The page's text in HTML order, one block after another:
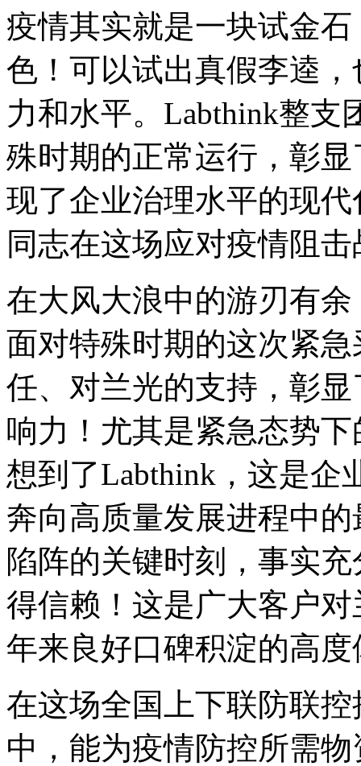
疫情其实就是一块试金
色！可以试出真假李逵
力和水平。Labthink整支
殊时期的正常运行，彰
现了企业治理水平的现
同志在这场应对疫情阻
在大风大浪中的游刃有
面对特殊时期的这次紧
任、对兰光的支持，彰
响力！尤其是紧急态势
想到了Labthink，这是企
奔向高质量发展进程中
陷阵的关键时刻，事实
得信赖！这是广大客户
年来良好口碑积淀的高度
在这场全国上下联防联
中，能为疫情防控所需